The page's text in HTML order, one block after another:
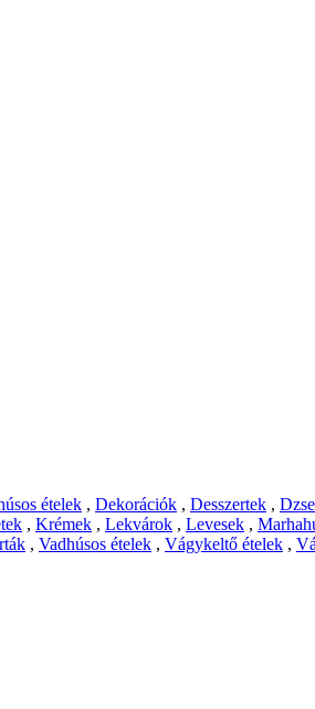
ételek , Dekorációk , Desszertek ,
, Krémek , Lekvárok , Levesek ,
, Vadhúsos ételek , Vágykeltő ételek ,